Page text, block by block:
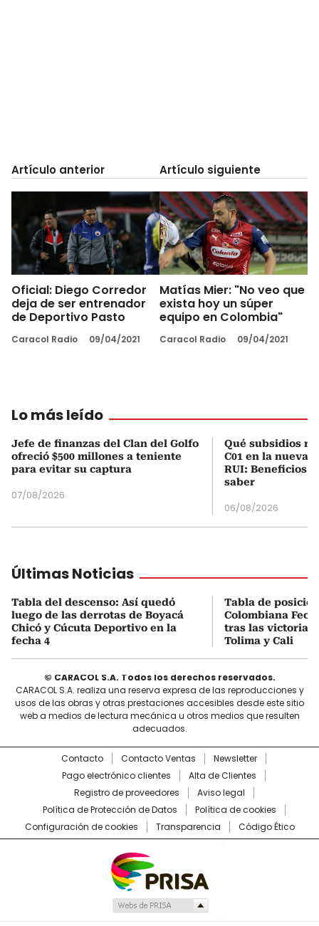
Artículo anterior
Oficial: Diego Corredor
deja de ser entrenador
de Deportivo Pasto
Caracol Radio 09/04/2021
Artículo siguiente
Matías Mier: "No veo que
exista hoy un súper
equipo en Colombia"
Caracol Radio 09/04/2021
Lo más leído
Jefe de finanzas del Clan del Golfo
ofreció $500 millones a teniente
para evitar su captura
07/08/2026
Qué subsidios
C01 en la nueva
RUI: Beneficios
saber
06/08/2026
Últimas Noticias
Tabla del descenso: Así quedó
luego de las derrotas de Boyacá
Chicó y Cúcuta Deportivo en la
fecha 4
Tabla de
Colombiana
tras las victorias
Tolima y Cali
© CARACOL S.A. Todos los derechos reservados.
CARACOL S.A. realiza una reserva expresa de las reproducciones y
usos de las obras y otras prestaciones accesibles desde este sitio
web a medios de lectura mecánica u otros medios que resulten
adecuados.
Contacto Contacto Ventas
Newsletter
Pago electrónico clientes
Alta de Clientes
Registro de proveedores
Aviso legal
Política de Protección de Datos
Política de cookies
Configuración de cookies
Transparencia Código Ético